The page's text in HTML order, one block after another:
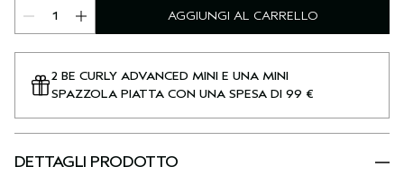
AGGIUNGI AL CARRELLO
2 BE CURLY ADVANCED MINI E UNA MINI
SPAZZOLA PIATTA CON UNA SPESA DI 99 €
DETTAGLI PRODOTTO